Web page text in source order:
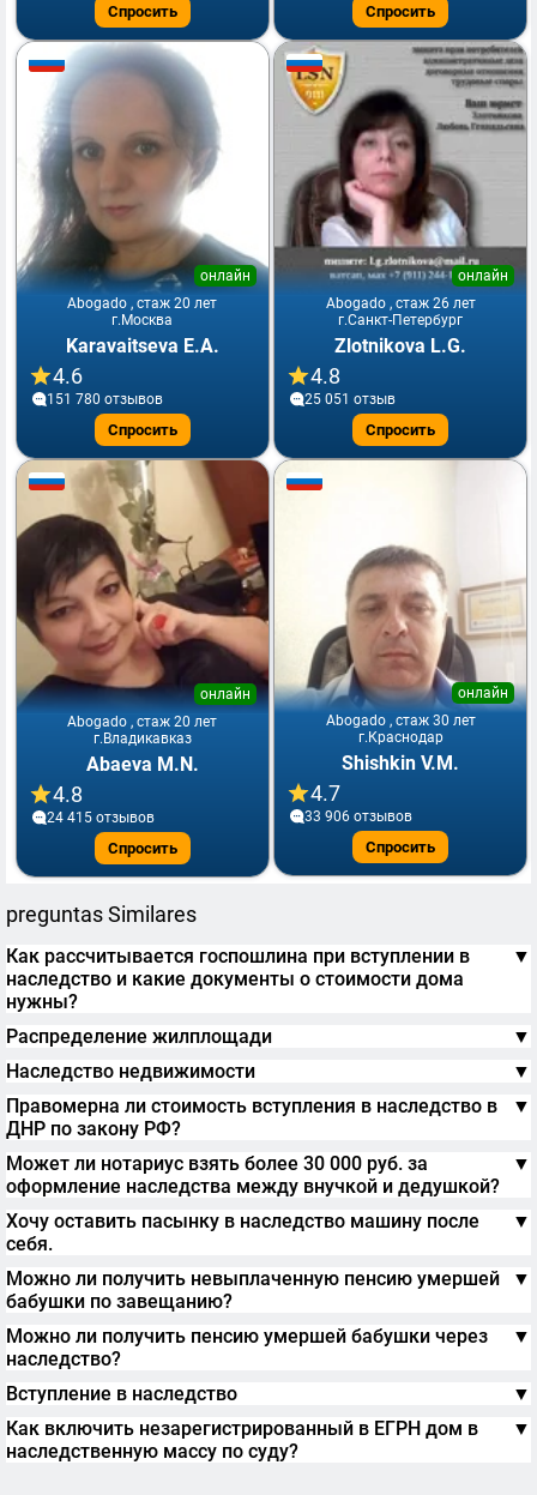
Спросить Спросить
Abogado , стаж 20 лет
онлайн
г.Москва
Karavaitseva E.A.
4.6
151 780 отзывов
Спросить
Abogado , стаж 26 лет
онлайн
г.Санкт-Петербург
Zlotnikova L.G.
4.8
25 051 отзыв
Спросить
Abogado , стаж 20 лет
онлайн
г.Владикавказ
Abaeva M.N.
4.8
24 415 отзывов
Спросить
Abogado , стаж 30 лет
онлайн
г.Краснодар
Shishkin V.M.
4.7
33 906 отзывов
Спросить
preguntas Similares
Как рассчитывается госпошлина при вступлении в
наследство и какие документы о стоимости дома
нужны?
▼
Распределение жилплощади
▼
Наследство недвижимости
▼
Правомерна ли стоимость вступления в наследство в
ДНР по закону РФ?
▼
Может ли нотариус взять более 30 000 руб. за
оформление наследства между внучкой и дедушкой?
▼
Хочу оставить пасынку в наследство машину после
себя.
▼
Можно ли получить невыплаченную пенсию умершей
бабушки по завещанию?
▼
Можно ли получить пенсию умершей бабушки через
наследство?
▼
Вступление в наследство
▼
Как включить незарегистрированный в ЕГРН дом в
наследственную массу по суду?
▼